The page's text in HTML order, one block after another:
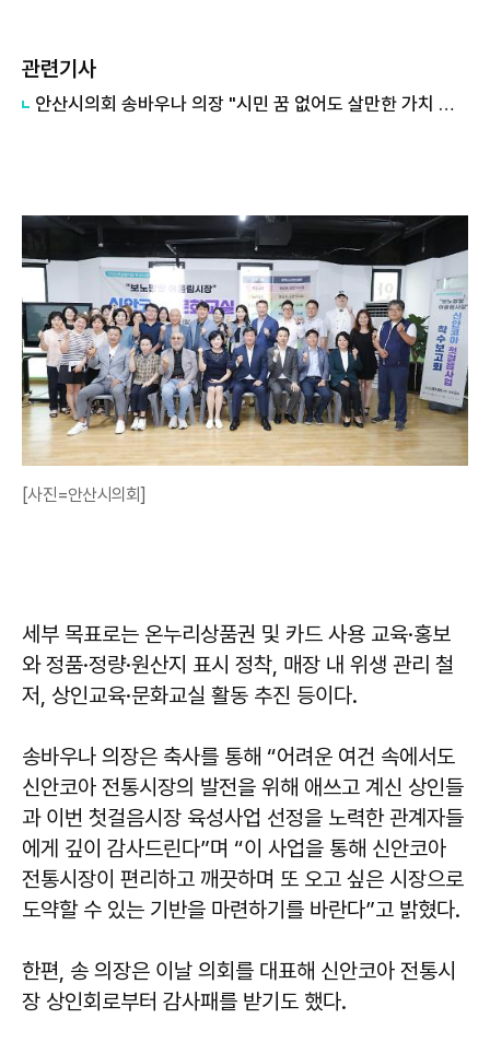
관련기사
안산시의회 송바우나 의장 "시민 꿈 없어도 살만한 가치 느끼도록 의정활동 하겠다" "
[사진=안산시의회]
세부 목표로는 온누리상품권 및 카드 사용 교육·홍보
와 정품·정량·원산지 표시 정착, 매장 내 위생 관리 철
저, 상인교육·문화교실 활동 추진 등이다.
송바우나 의장은 축사를 통해 “어려운 여건 속에서도
신안코아 전통시장의 발전을 위해 애쓰고 계신 상인들
과 이번 첫걸음시장 육성사업 선정을 노력한 관계자들
에게 깊이 감사드린다”며 “이 사업을 통해 신안코아
전통시장이 편리하고 깨끗하며 또 오고 싶은 시장으로
도약할 수 있는 기반을 마련하기를 바란다”고 밝혔다.
한편, 송 의장은 이날 의회를 대표해 신안코아 전통시
장 상인회로부터 감사패를 받기도 했다.